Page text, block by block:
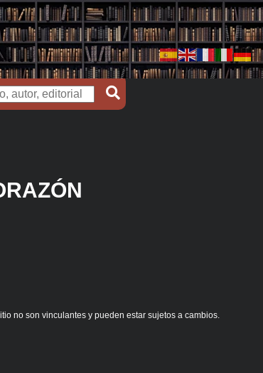
no son vinculantes y pueden estar sujetos a cambios.